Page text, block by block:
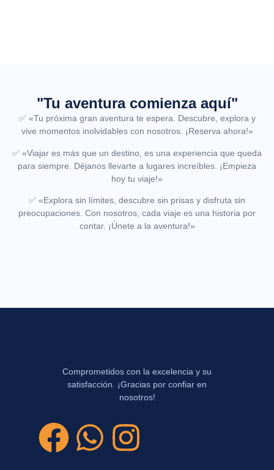
"Tu aventura comienza aquí"
✅ «Tu próxima gran aventura te espera. Descubre, explora y
vive momentos inolvidables con nosotros. ¡Reserva ahora!»
✅ «Viajar es más que un destino, es una experiencia que queda
para siempre. Déjanos llevarte a lugares increíbles. ¡Empieza
hoy tu viaje!»
✅ «Explora sin límites, descubre sin prisas y disfruta sin
preocupaciones. Con nosotros, cada viaje es una historia por
contar. ¡Únete a la aventura!»
Comprometidos con la excelencia y su
satisfacción. ¡Gracias por confiar en
nosotros!